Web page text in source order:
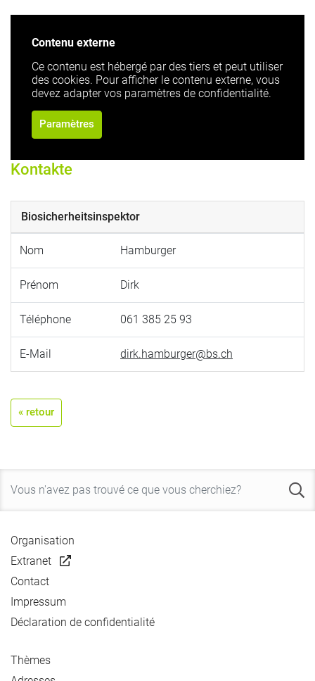
Contenu externe
Ce contenu est hébergé par des tiers et peut utiliser
des cookies. Pour afficher le contenu externe, vous
devez adapter vos paramètres de confidentialité.
Paramètres
Kontakte
Biosicherheitsinspektor
Nom Hamburger
Prénom Dirk
Téléphone 061 385 25 93
E-Mail dirk.hamburger@bs.ch
« retour
Organisation
Extranet
Contact
Impressum
Déclaration de confidentialité
Thèmes